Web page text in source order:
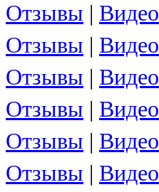
Отзывы | Видео
Отзывы | Видео
Отзывы | Видео
Отзывы | Видео
Отзывы | Видео
Отзывы | Видео